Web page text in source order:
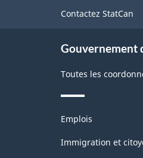
des
industriels
(IPPI)
de
la
Contactez StatCan
Gouvernement
Toutes les
Thèmes
sujets
Emplois
Immigration et